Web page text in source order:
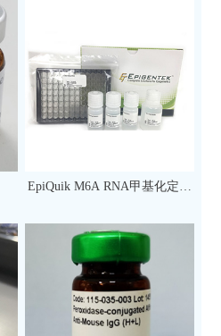
EpiQuik M6A RNA甲基化定量
次）